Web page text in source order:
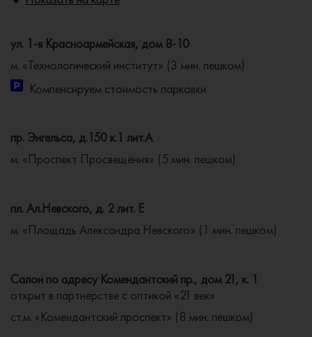
ул. 1-я Красноармейская, дом 8-10
м. «Технологический институт» (3 мин. пешком)
Компенсируем стоимость парковки
пр. Энгельса, д.150 к.1 лит.А
м. «Проспект Просвещения» (5 мин. пешком)
пл. Ал.Невского, д. 2 лит. Е
м. «Площадь Александра Невского» (1 мин. пешком)
Салон по адресу Комендантский пр., дом 21, к. 1
открыт в партнерстве с оптикой «21 век»
ст.м. «Комендантский проспект» (8 мин. пешком)